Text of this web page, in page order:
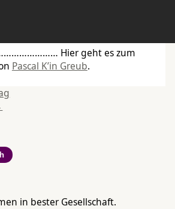
Hier geht es zum
Pascal K’in Greub.
in bester Gesellschaft.